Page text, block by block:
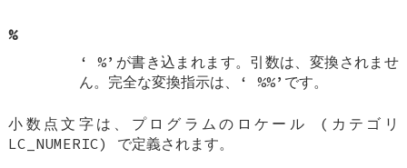
%
‘%’が書き込まれます。引数は、変換されませ
ん。完全な変換指示は、‘%%’です。
小数点文字は、プログラムのロケール (カテゴリ
LC_NUMERIC) で定義されます。